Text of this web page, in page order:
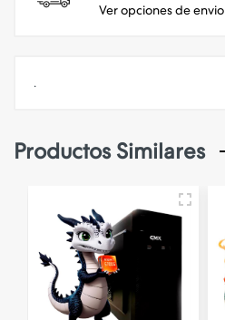
Ver opciones de envio
.
Productos Similares